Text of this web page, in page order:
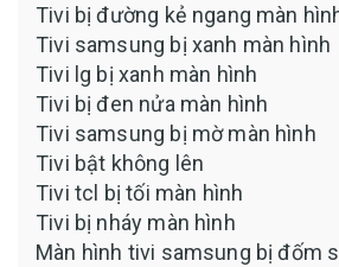
Tivi bị đường kẻ ngang màn
Tivi samsung bị xanh màn hình
Tivi lg bị xanh màn hình
Tivi bị đen nửa màn hình
Tivi samsung bị mờ màn hình
Tivi bật không lên
Tivi tcl bị tối màn hình
Tivi bị nháy màn hình
Màn hình tivi samsung bị đốm